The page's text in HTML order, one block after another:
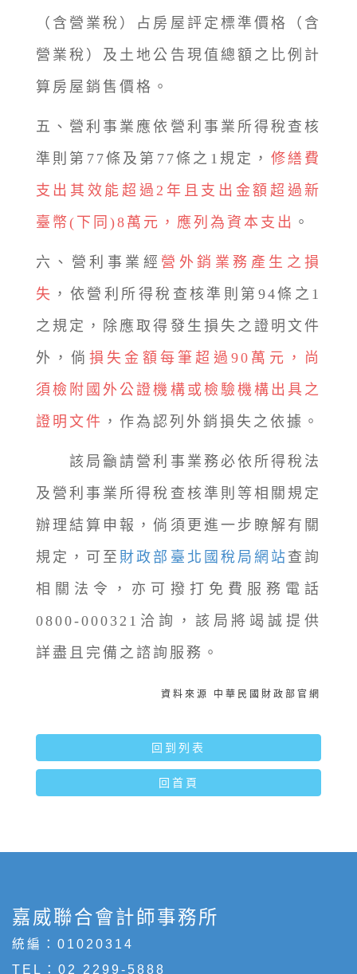
（含營業稅）占房屋評定標準價格（含
營業稅）及土地公告現值總額之比例計
算房屋銷售價格。
五、營利事業應依營利事業所得稅查核
準則第77條及第77條之1規定， 修繕費
支出其效能超過2年且支出金額超過新
臺幣(下同)8萬元，應列為資本支出 。
六、營利事業經 營外銷業務產生之損
失 ，依營利所得稅查核準則第94條之1
之規定，除應取得發生損失之證明文件
外，倘 損失金額每筆超過90萬元，尚
須檢附國外公證機構或檢驗機構出具之
證明文件 ，作為認列外銷損失之依據。
該局籲請營利事業務必依所得稅法
及營利事業所得稅查核準則等相關規定
辦理結算申報，倘須更進一步瞭解有關
規定，可至 財政部臺北國稅局網站 查詢
相關法令，亦可撥打免費服務電話
0800-000321洽詢，該局將竭誠提供
詳盡且完備之諮詢服務。
資料來源 中華民國財政部官網
回到列表
回首頁
嘉威聯合會計師事務所
統編：01020314
TEL： 02 2299-5888